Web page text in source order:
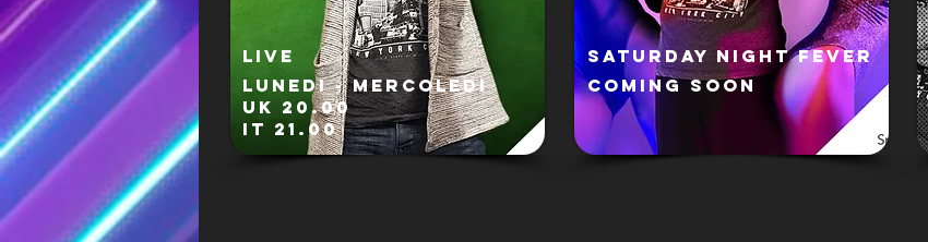
LIVE
Lunedi - mercoledi
UK 20.00
IT 21.00
SATURDAY NIGHT FEVER
COMING SOON